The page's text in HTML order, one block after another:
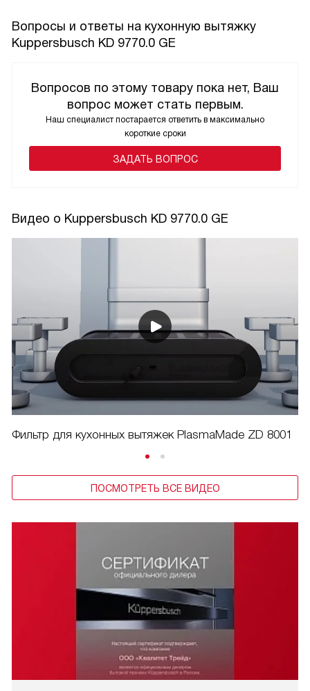
Вопросы и ответы на кухонную вытяжку
Kuppersbusch KD 9770.0 GE
Вопросов по этому товару пока нет, Ваш
вопрос может стать первым.
Наш специалист постарается ответить в максимально
короткие сроки
ЗАДАТЬ ВОПРОС
Видео о Kuppersbusch KD 9770.0 GE
Фильтр для кухонных вытяжек PlasmaMade ZD 8001
ПОСМОТРЕТЬ ВСЕ ВИДЕО